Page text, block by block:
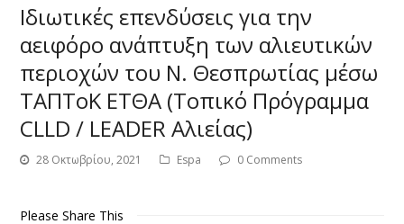
Ιδιωτικές επενδύσεις για την
αειφόρο ανάπτυξη των αλιευτικών
περιοχών του Ν. Θεσπρωτίας μέσω
ΤΑΠΤοΚ ΕΤΘΑ (Τοπικό Πρόγραμμα
CLLD / LEADER Αλιείας)
28 Οκτωβρίου, 2021 Espa 0 Comments
Please Share This